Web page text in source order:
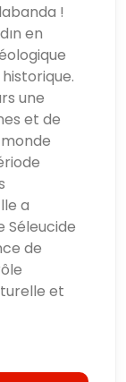
!
en
une
et de
a
Séleucide
de
et